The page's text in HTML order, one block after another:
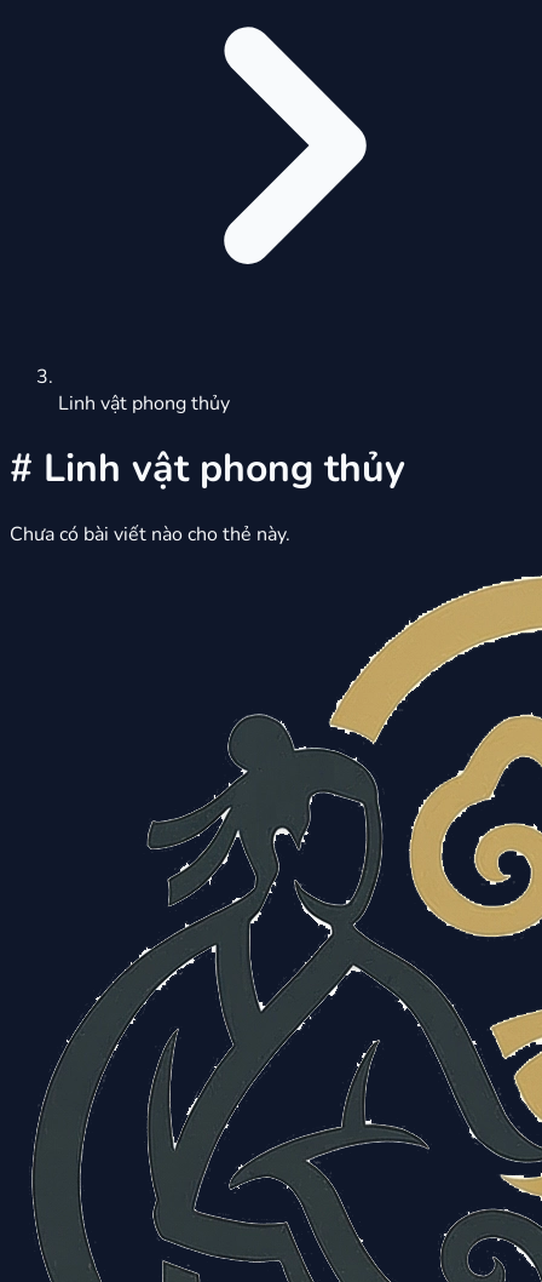
Linh vật phong thủy
# Linh vật phong thủy
Chưa có bài viết nào cho thẻ này.